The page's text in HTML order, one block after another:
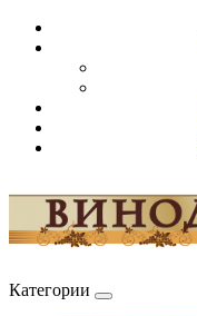
Категории